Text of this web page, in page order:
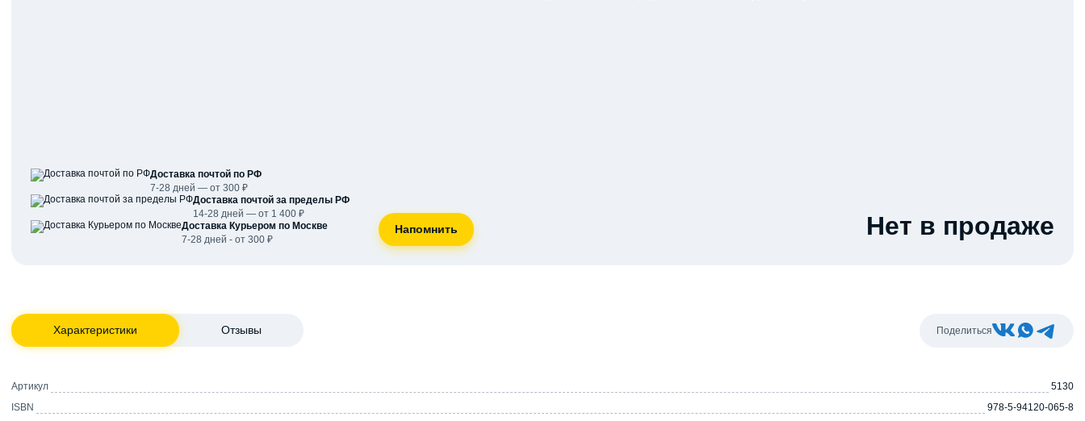
Доставка почтой по РФ
7-28 дней — от 300 ₽
Доставка почтой за пределы РФ
14-28 дней — от 1 400 ₽
Доставка Курьером по Москве
7-28 дней - от 300 ₽
Нет в продаже
Характеристики Отзывы Поделиться
Артикул
5130
ISBN
978-5-94120-065-8